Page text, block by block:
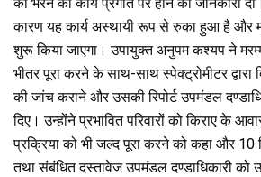
कारण यह कार्य अस्थायी रूप से रुका हुआ है और
शुरू किया जाएगा। उपायुक्त अनुपम कश्यप ने
भीतर पूरा करने के साथ-साथ स्पेक्ट्रोमीटर द्वारा
की जांच कराने और उसकी रिपोर्ट उपमंडल
दिए। उन्होंने प्रभावित परिवारों को किराए के
प्रक्रिया को भी जल्द पूरा करने को कहा और 10
तथा संबंधित दस्तावेज उपमंडल दण्डाधिकारी को